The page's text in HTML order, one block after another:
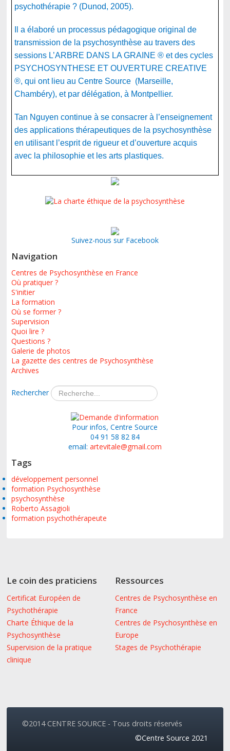
psychothérapie ? (Dunod, 2005).
Il a élaboré un processus pédagogique original de
transmission de la psychosynthèse au travers des
sessions L’ARBRE DANS LA GRAINE ® et des cycles
PSYCHOSYNTHESE ET OUVERTURE CREATIVE
®, qui ont lieu au Centre Source (Marseille,
Chambéry), et par délégation, à Montpellier.
Tan Nguyen continue à se consacrer à l’enseignement
des applications thérapeutiques de la psychosynthèse
en utilisant l’esprit de rigueur et d’ouverture acquis
avec la philosophie et les arts plastiques.
Suivez-nous sur Facebook
Navigation
Centres de Psychosynthèse en France
Où pratiquer ?
S'initier
La formation
Où se former ?
Supervision
Quoi lire ?
Questions ?
Galerie de photos
La gazette des centres de Psychosynthèse
Archives
Rechercher
Pour infos, Centre Source
04 91 58 82 84
email: artevitale@gmail.com
Tags
développement personnel
formation Psychosynthèse
psychosynthèse
Roberto Assagioli
formation psychothérapeute
Le coin des praticiens
Certificat Européen de
Psychothérapie
Charte Éthique de la
Psychosynthèse
Supervision de la pratique
clinique
Ressources
Centres de Psychosynthèse en
France
Centres de Psychosynthèse en
Europe
Stages de Psychothérapie
©2014 CENTRE SOURCE - Tous droits réservés
©Centre Source 2021